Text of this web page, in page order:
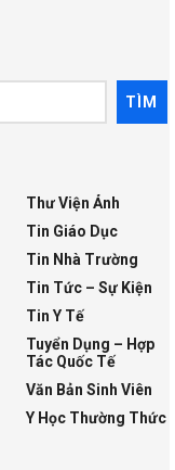
TÌM
Thư Viện Ảnh
Tin Giáo Dục
Tin Nhà Trường
Tin Tức – Sự Kiện
Tin Y Tế
Tuyển Dụng – Hợp
Tác Quốc Tế
Văn Bản Sinh Viên
Y Học Thường Thức